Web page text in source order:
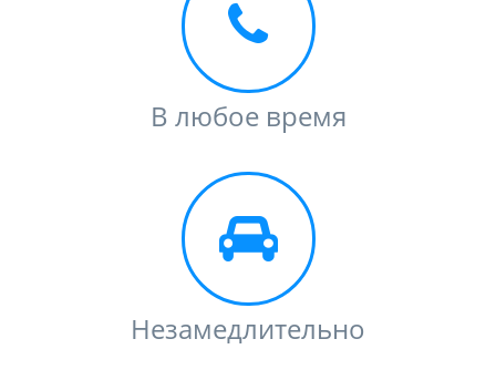
В любое время
Незамедлительно